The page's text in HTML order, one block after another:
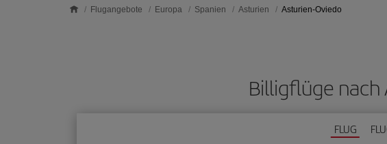
Flugangebote Europa Spanien Asturien Asturien-Oviedo
Billigflüge
FLUG